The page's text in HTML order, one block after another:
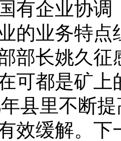
有企业协调
的业务特
部长姚久征
可都是矿上
县里不断
效缓解。下